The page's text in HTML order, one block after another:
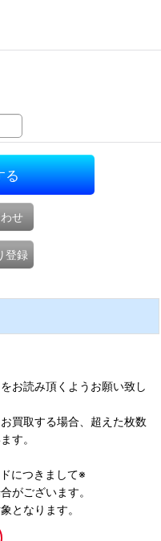
る
せ
登録
をお読み頂くようお願い致し
買取する場合、超えた枚数
す。
につきまして※
がございます。
となります。